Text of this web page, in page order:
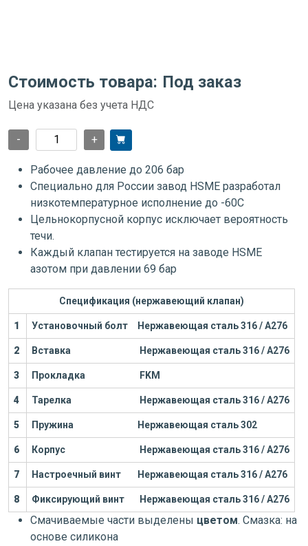
Стоимость товара: Под заказ
Цена указана без учета НДС
- +
Рабочее давление до 206 бар
Специально для России завод HSME разработал
низкотемпературное исполнение до -60С
Цельнокорпусной корпус исключает вероятность
течи.
Каждый клапан тестируется на заводе HSME
азотом при давлении 69 бар
Спецификация (нержавеющий клапан)
1 Установочный болт Нержавеющая сталь 316 / А276
2 Вставка Нержавеющая сталь 316 / А276
3 Прокладка FKM
4 Тарелка Нержавеющая сталь 316 / А276
5 Пружина Нержавеющая сталь 302
6 Корпус Нержавеющая сталь 316 / А276
7 Настроечный винт Нержавеющая сталь 316 / А276
8 Фиксирующий винт Нержавеющая сталь 316 / А276
Смачиваемые части выделены цветом. Смазка: на
основе силикона